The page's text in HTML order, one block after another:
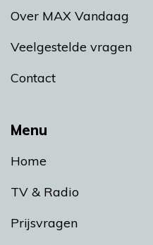
Menu
Home
TV & Radio
Prijsvragen
Over MAX Vandaag
Veelgestelde vragen
Contact